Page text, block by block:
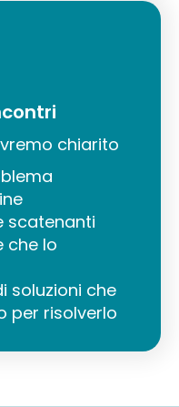
chiarito
scatenanti
che lo
soluzioni che
per risolverlo